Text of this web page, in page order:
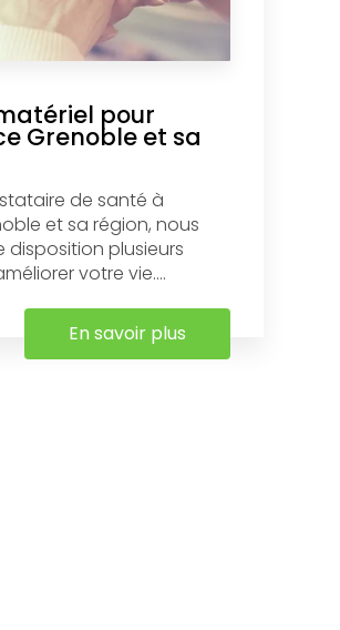
pour
Grenoble et sa
de santé à
et sa région, nous
plusieurs
votre vie....
En savoir plus